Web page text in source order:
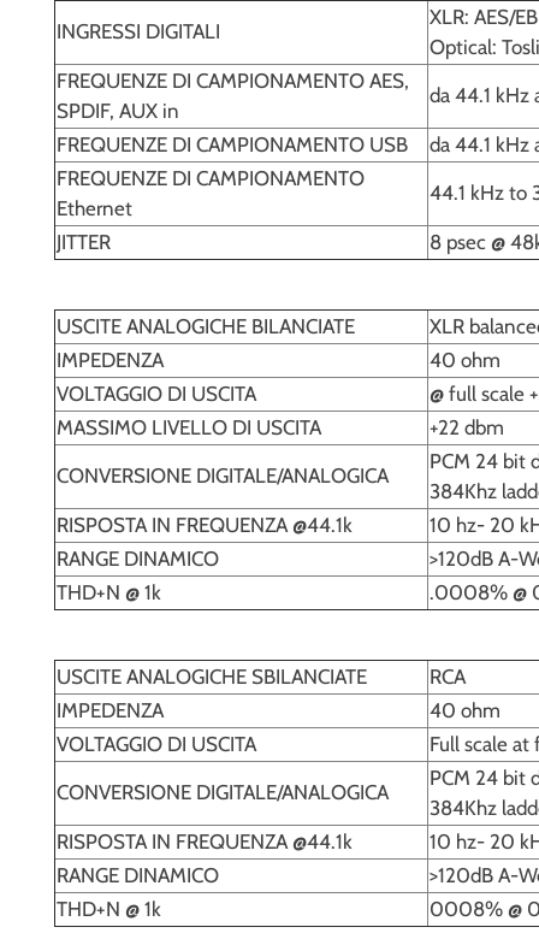
INGRESSI DIGITALI
XLR: AES/
Optical:
FREQUENZE DI CAMPIONAMENTO AES,
SPDIF, AUX in
da 44.1 kHz
FREQUENZE DI CAMPIONAMENTO USB
da 44.1 kHz
FREQUENZE DI CAMPIONAMENTO
Ethernet
44.1 kHz to
JITTER 8 psec @
USCITE ANALOGICHE BILANCIATE
XLR
IMPEDENZA
40 ohm
VOLTAGGIO DI USCITA
@ full scale
MASSIMO LIVELLO DI USCITA
+22 dbm
CONVERSIONE DIGITALE/ANALOGICA
PCM 24 bit
384Khz
RISPOSTA IN FREQUENZA @44.1k
10 hz- 20
RANGE DINAMICO
>120dB A-
THD+N @ 1k
.0008% @
USCITE ANALOGICHE SBILANCIATE
RCA
IMPEDENZA
40 ohm
VOLTAGGIO DI USCITA
Full scale at
CONVERSIONE DIGITALE/ANALOGICA
PCM 24 bit
384Khz
RISPOSTA IN FREQUENZA @44.1k
10 hz- 20
RANGE DINAMICO
>120dB A-
THD+N @ 1k
0008% @